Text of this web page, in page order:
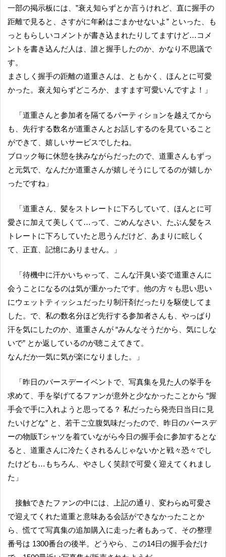
一部の掲示板には、”衰え知らずとか言うけれど、直に握手の
距離で見ると、さすがに年齢はごまかせないよ” といった、も
っともらしいコメントが書き込まれたりしてますけど…コメ
ントを書き込んだ人は、誰と握手したのか、かなり不思議で
す。
まさしく握手の距離の道重さんは、ともかく、ほんとに可愛
かった。衰え知らずどころか、ますます可愛いんですよ！」
「道重さんと参加者を隔てるパーティションを越えてから
も、先行する数名が道重さんとお話しするのを見ていること
ができて、嬉しいサービスでしたね。
ブロック毎に休憩を挟みながらだったので、道重さんもずっ
と元気で、なんだか道重さんが嬉しそうにしてるのが嬉しか
ったですね」
「道重さん、髪をストレートに下ろしていて、ほんとに可
愛さに加えて美しくて…って、ごめんなさい、たぶん髪をス
トレートに下ろしていたと思うんだけど、あまりに眩しく
て、正直、記憶にありません。」
「待機中に汗かいちゃって、こんな汗臭い姿で道重さんに
会うことになるのは気が重かったです。他の方々も思い思い
にウェットティッシュだったり制汗剤だったりを駆使してま
した。で、私の数名分ほど先行する参加者さんも、やっぱり
汗を気にしたのか、道重さんが “みんなそうだから、気にしな
いで” とか返しているのが聴こえてきて。
なんだか一気に気が楽になりました。」
「昨日のバースデーイベントで、写真集を見た人の挙手を
求めて、手を挙げてるファンが意外と少なかったことから “握
手会で手に入れようと思ってる？ 私だったら発売日当日に見
たいけどな” と、若干ご立腹気味だったので、昨日のバースデ
ーの物販Tシャツを着ていながら今日の握手会に参加するとな
ると、道重さんに冷たくされるんじゃないかと戦々恐々でし
たけども…もちろん、やさしく笑顔で可愛く迎えてくれまし
た」
接触できたファンの中には、上記の通り、変わらぬ可愛さ
で迎えてくれた道重と意味ある会話ができなかったことか
ら、慌てて写真集の追加購入に走った者もあって、その整理
番号は 1300番台の後半。どうやら、この14日の握手会だけ